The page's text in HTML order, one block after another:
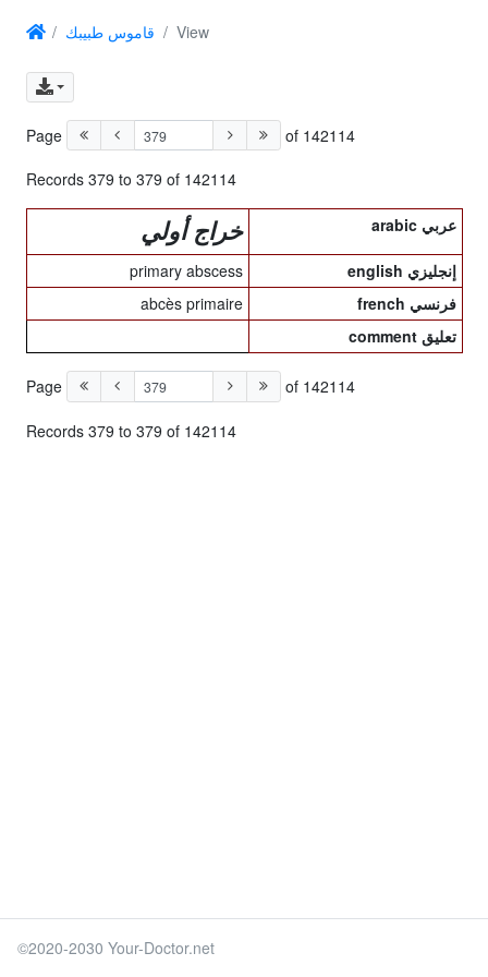
قاموس طبيبك View
Page of 142114
Records 379 to 379 of 142114
arabic عربي خراج أولي
english إنجليزي
primary abscess
french فرنسي
abcès primaire
comment تعليق
Page of 142114
Records 379 to 379 of 142114
©2020-2030 Your-Doctor.net